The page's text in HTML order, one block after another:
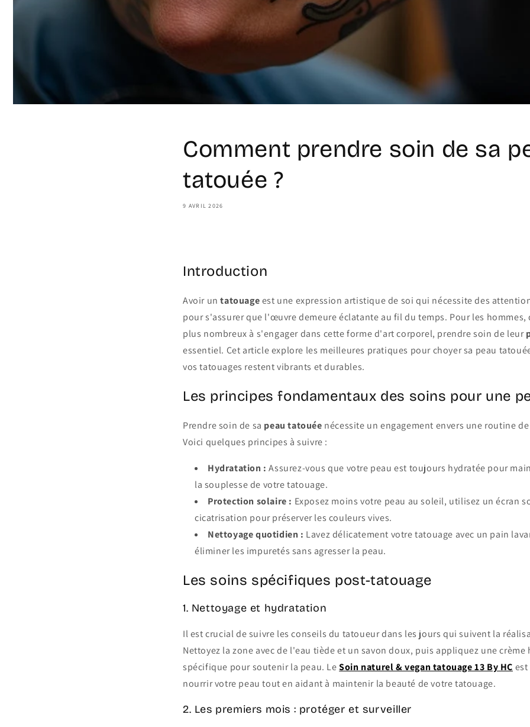
Comment prendre soin de sa
tatouée ?
9 AVRIL 2026
Introduction
Avoir untatouageest une expression artistique de soi qui nécessite des
pour s'assurer que l'œuvre demeure éclatante au fil du temps. Pour les
plus nombreux à s'engager dans cette forme d'art corporel, prendre soin de leur
essentiel. Cet article explore les meilleures pratiques pour choyer sa peau
vos tatouages restent vibrants et durables.
Les principes fondamentaux des soins pour une
Prendre soin de sa peau tatouée nécessite un engagement envers une routine
Voici quelques principes à suivre :
Hydratation : Assurez-vous que votre peau est toujours hydratée pour
la souplesse de votre tatouage.
Protection solaire : Exposez moins votre peau au soleil, utilisez un écran
cicatrisation pour préserver les couleurs vives.
Nettoyage quotidien : Lavez délicatement votre tatouage avec un pain
éliminer les impuretés sans agresser la peau.
Les soins spécifiques post-tatouage
1. Nettoyage et hydratation
Il est crucial de suivre les conseils du tatoueur dans les jours qui suivent la
Nettoyez la zone avec de l'eau tiède et un savon doux, puis appliquez une crème
spécifique pour soutenir la peau. LeSoin naturel & vegan tatouage 13 By HC
nourrir votre peau tout en aidant à maintenir la beauté de votre tatouage.
2. Les premiers mois : protéger et surveiller